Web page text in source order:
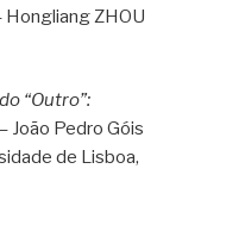
Hongliang ZHOU
“Outro”:
João Pedro Góis
de Lisboa,